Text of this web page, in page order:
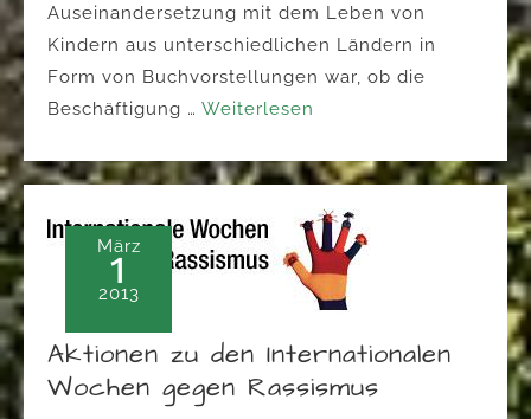
Auseinandersetzung mit dem Leben von
Kindern aus unterschiedlichen Ländern in
Form von Buchvorstellungen war, ob die
Beschäftigung … Weiterlesen
März
1
2013
Aktionen zu den Internationalen
Wochen gegen Rassismus